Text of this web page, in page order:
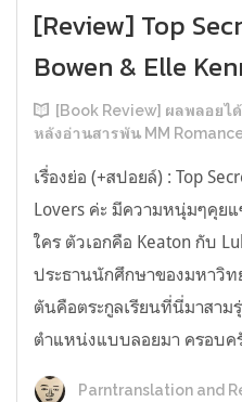
[Review] Top
Bowen & Elle
[Book Review] ผลพลอยไ
หลังอ่านสารพัน MM
เรื่องย่อ (+สปอยล์) : Top
Lovers ค่ะ มีความหนุ่มๆคุย
ใคร ตัวเอกคือ Keaton กับ
ประธานนักศึกษาของมหาวิท
ตันคือตระกูลเรียนที่นี่มาสาม
ตำแหน่งแบบลอยมา ครอบค
Parntranslation and